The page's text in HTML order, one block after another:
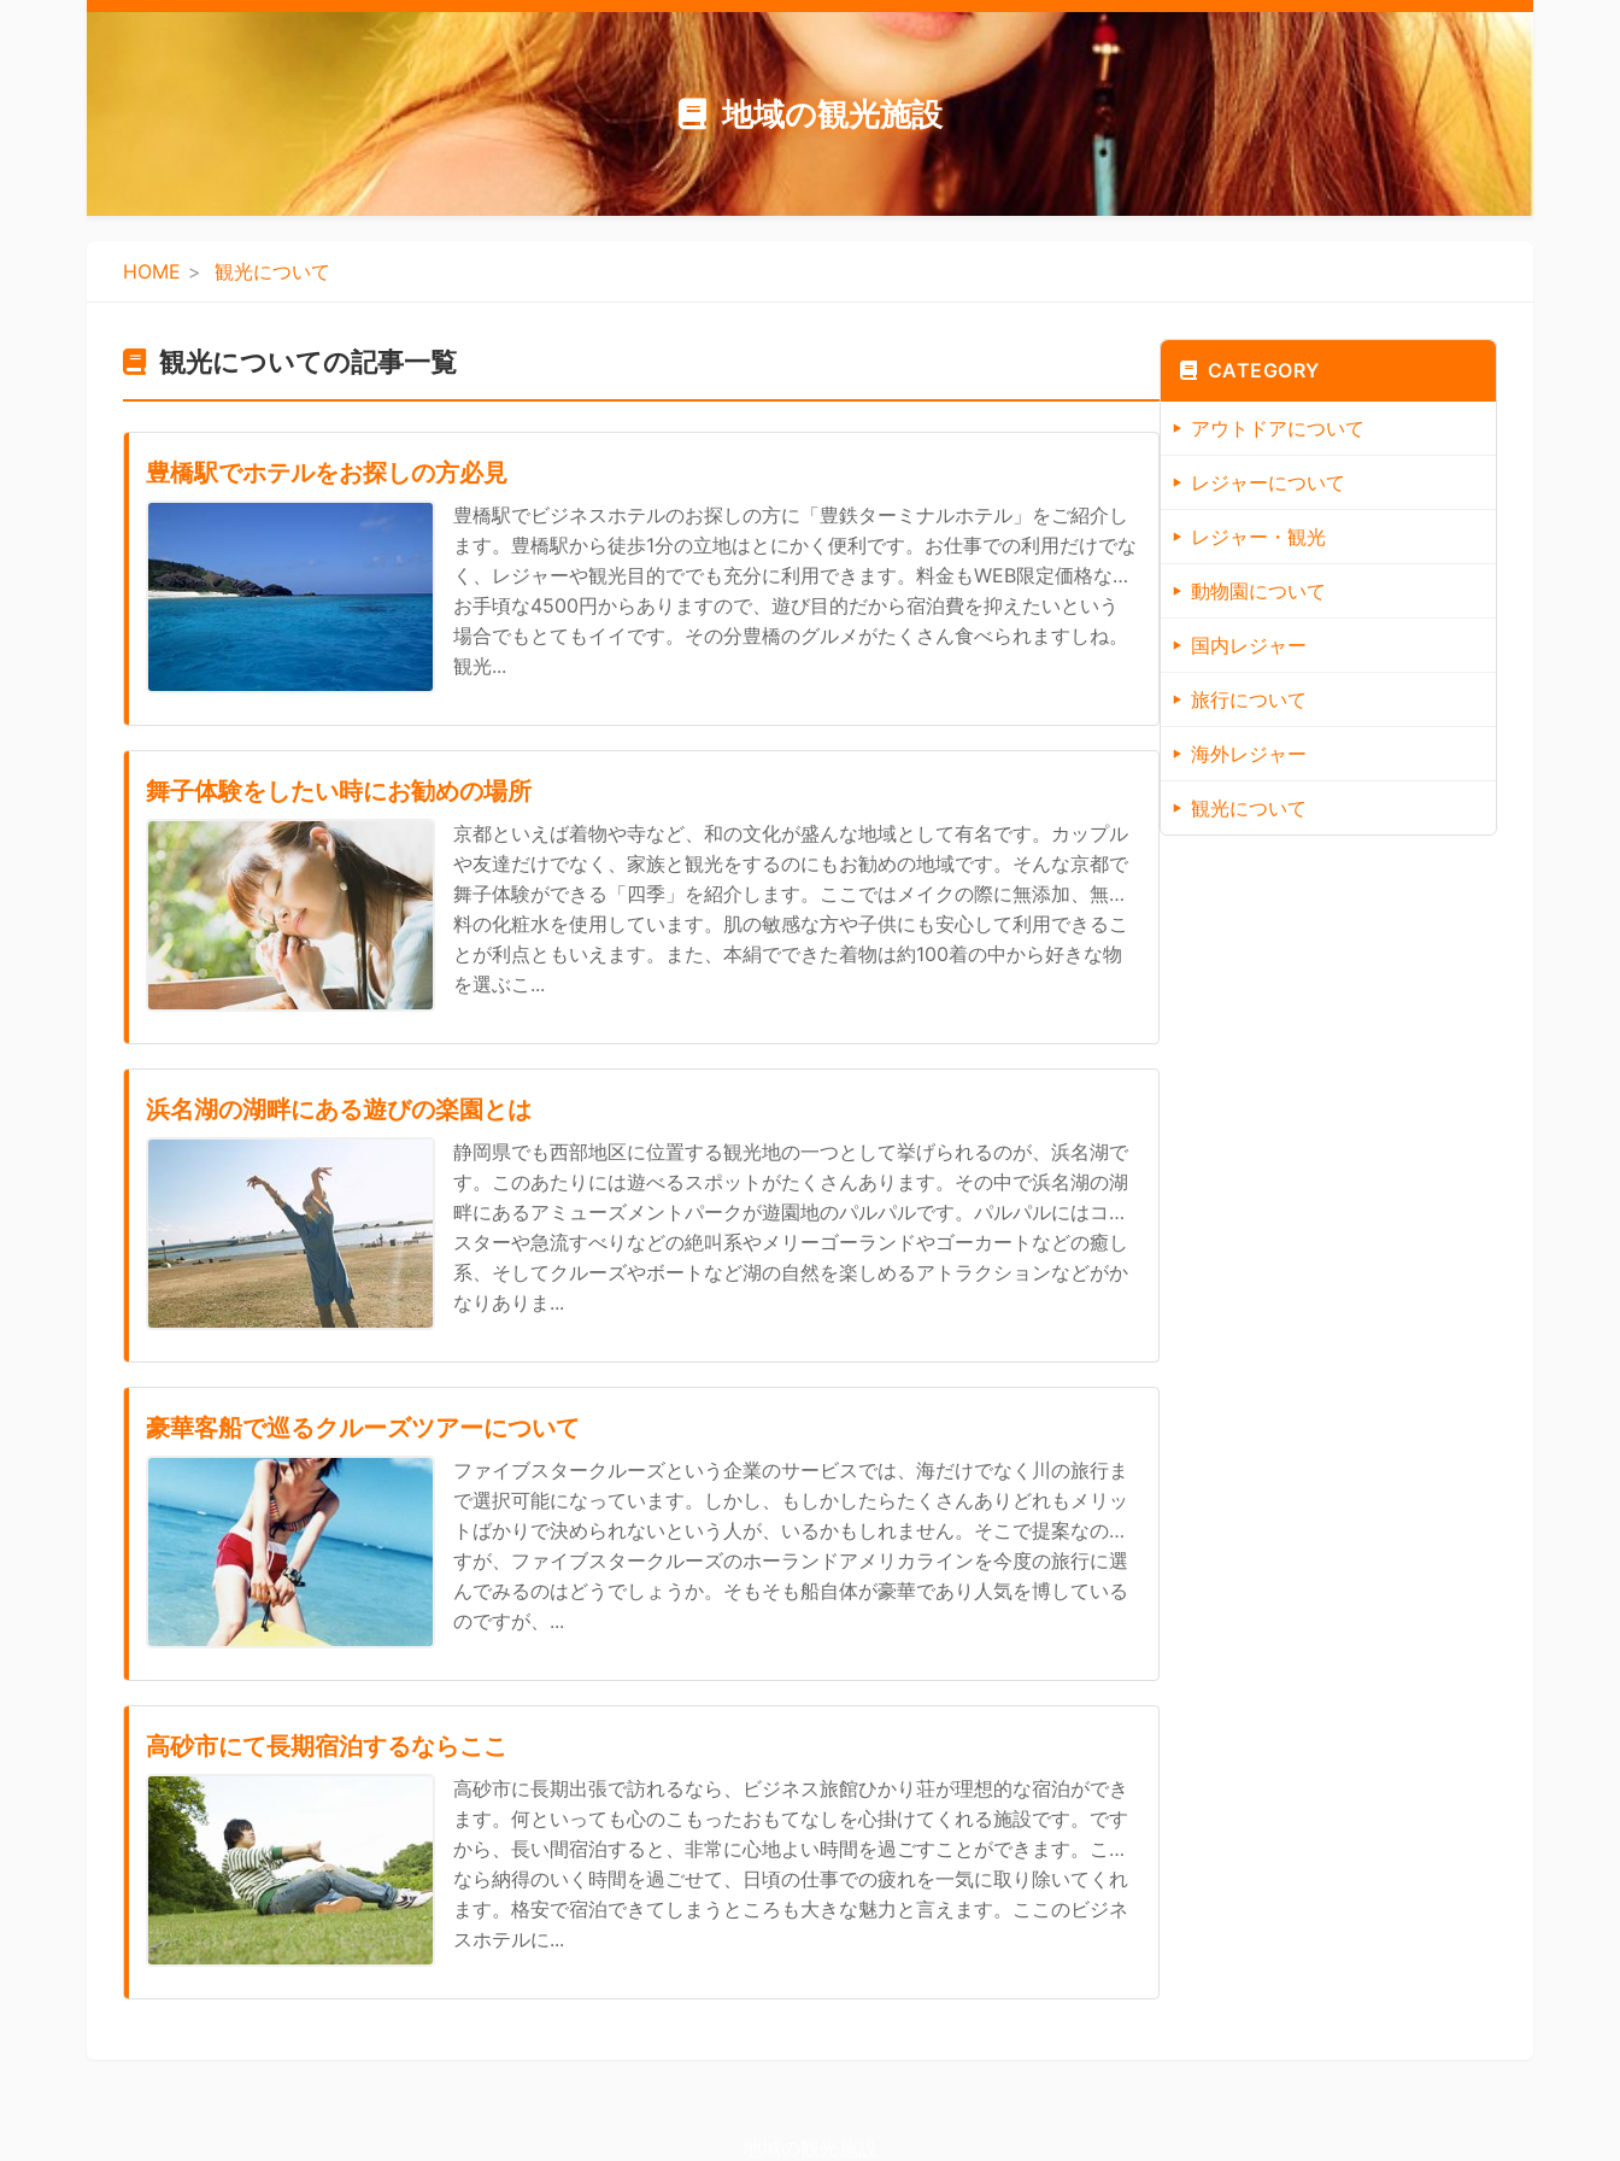
地域の観光施設
HOME 観光について
観光についての記事一覧
豊橋駅でホテルをお探しの方必見
豊橋駅でビジネスホテルのお探しの方に「豊鉄ターミナルホテル」をご紹介し
ます。豊橋駅から徒歩1分の立地はとにかく便利です。お仕事での利用だけでな
く、レジャーや観光目的ででも充分に利用できます。料金もWEB限定価格なら
お手頃な4500円からありますので、遊び目的だから宿泊費を抑えたいという
場合でもとてもイイです。その分豊橋のグルメがたくさん食べられますしね。
観光...
舞子体験をしたい時にお勧めの場所
京都といえば着物や寺など、和の文化が盛んな地域として有名です。カップル
や友達だけでなく、家族と観光をするのにもお勧めの地域です。そんな京都で
舞子体験ができる「四季」を紹介します。ここではメイクの際に無添加、無香
料の化粧水を使用しています。肌の敏感な方や子供にも安心して利用できるこ
とが利点ともいえます。また、本絹でできた着物は約100着の中から好きな物
を選ぶこ...
浜名湖の湖畔にある遊びの楽園とは
静岡県でも西部地区に位置する観光地の一つとして挙げられるのが、浜名湖で
す。このあたりには遊べるスポットがたくさんあります。その中で浜名湖の湖
畔にあるアミューズメントパークが遊園地のパルパルです。パルパルにはコー
スターや急流すべりなどの絶叫系やメリーゴーランドやゴーカートなどの癒し
系、そしてクルーズやボートなど湖の自然を楽しめるアトラクションなどがか
なりありま...
豪華客船で巡るクルーズツアーについて
ファイブスタークルーズという企業のサービスでは、海だけでなく川の旅行ま
で選択可能になっています。しかし、もしかしたらたくさんありどれもメリッ
トばかりで決められないという人が、いるかもしれません。そこで提案なので
すが、ファイブスタークルーズのホーランドアメリカラインを今度の旅行に選
んでみるのはどうでしょうか。そもそも船自体が豪華であり人気を博している
のですが、...
高砂市にて長期宿泊するならここ
高砂市に長期出張で訪れるなら、ビジネス旅館ひかり荘が理想的な宿泊ができ
ます。何といっても心のこもったおもてなしを心掛けてくれる施設です。です
から、長い間宿泊すると、非常に心地よい時間を過ごすことができます。ここ
なら納得のいく時間を過ごせて、日頃の仕事での疲れを一気に取り除いてくれ
ます。格安で宿泊できてしまうところも大きな魅力と言えます。ここのビジネ
スホテルに...
CATEGORY
アウトドアについて
レジャーについて
レジャー・観光
動物園について
国内レジャー
旅行について
海外レジャー
観光について